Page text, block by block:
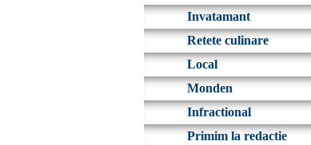
Invatamant
Retete culinare
Local
Monden
Infractional
Primim la redactie